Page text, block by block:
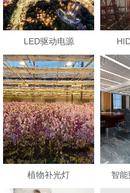
植物补光灯 智
LED驱动电源